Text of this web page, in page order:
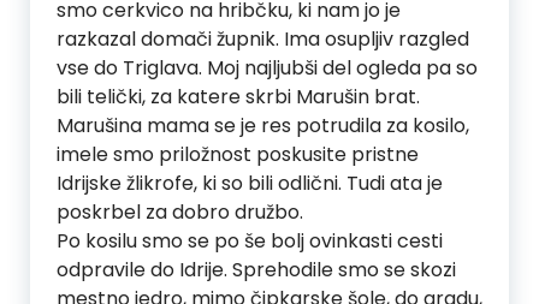
smo cerkvico na hribčku, ki nam jo je
razkazal domači župnik. Ima osupljiv razgled
vse do Triglava. Moj najljubši del ogleda pa so
bili telički, za katere skrbi Marušin brat.
Marušina mama se je res potrudila za kosilo,
imele smo priložnost poskusite pristne
Idrijske žlikrofe, ki so bili odlični. Tudi ata je
poskrbel za dobro družbo.
Po kosilu smo se po še bolj ovinkasti cesti
odpravile do Idrije. Sprehodile smo se skozi